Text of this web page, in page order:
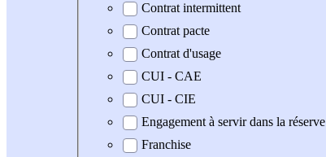
Contrat intermittent
Contrat pacte
Contrat d'usage
CUI - CAE
CUI - CIE
Engagement à servir dans la réserve
Franchise